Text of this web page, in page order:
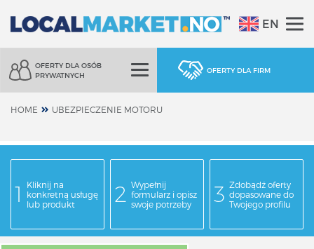
EN
OFERTY DLA OSÓB
PRYWATNYCH
OFERTY DLA FIRM
HOME UBEZPIECZENIE MOTORU
Kliknij na
konkretną usługę
lub produkt
Wypełnij
formularz i opisz
swoje potrzeby
Zdobądź oferty
dopasowane do
Twojego profilu